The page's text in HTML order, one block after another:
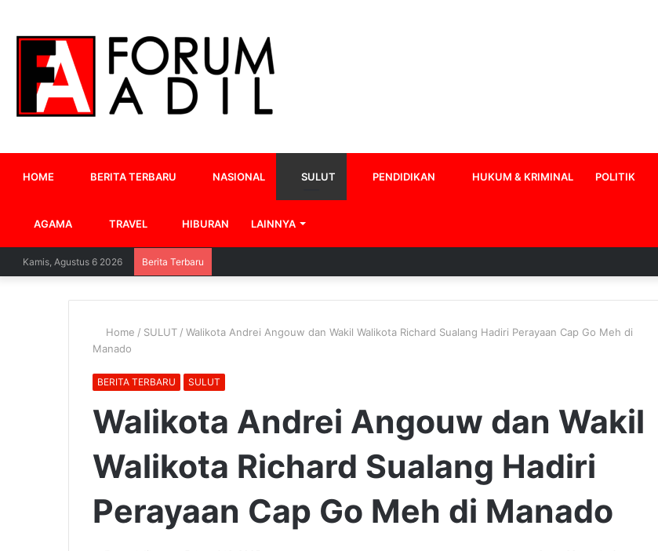
HOME BERITA TERBARU NASIONAL SULUT PENDIDIKAN HUKUM & KRIMINAL POLITIK
AGAMA TRAVEL HIBURAN LAINNYA
Kamis, Agustus 6 2026 Berita Terbaru
Home / SULUT / Walikota Andrei Angouw dan Wakil Walikota Richard Sualang Hadiri Perayaan Cap Go Meh di
Manado
BERITA TERBARU SULUT
Walikota Andrei Angouw dan Wakil
Walikota Richard Sualang Hadiri
Perayaan Cap Go Meh di Manado